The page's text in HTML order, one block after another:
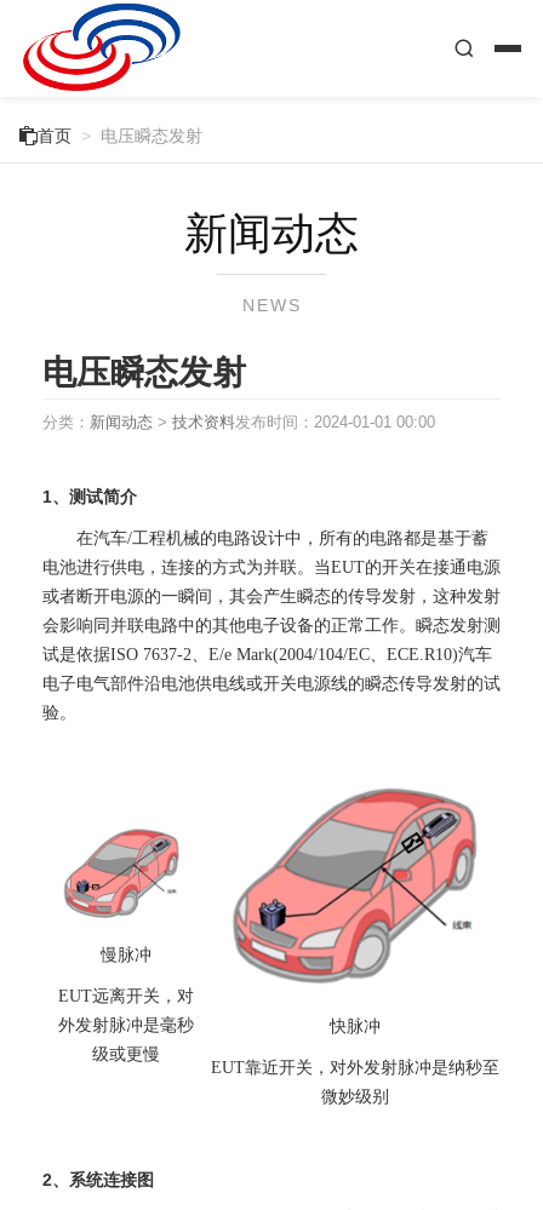
首页 > 电压瞬态发射
新闻动态
NEWS
电压瞬态发射
分类： 新闻动态 > 技术资料发布时间： 2024-01-01 00:00
1、测试简介
在汽车/工程机械的电路设计中，所有的电路都是基于蓄
电池进行供电，连接的方式为并联。当EUT的开关在接通电源
或者断开电源的一瞬间，其会产生瞬态的传导发射，这种发射
会影响同并联电路中的其他电子设备的正常工作。瞬态发射测
试是依据ISO 7637-2、E/e Mark(2004/104/EC、ECE.R10)汽车
电子电气部件沿电池供电线或开关电源线的瞬态传导发射的试
验。
慢脉冲
EUT远离开关，对
外发射脉冲是毫秒
级或更慢
快脉冲
EUT靠近开关，对外发射脉冲是纳秒至
微妙级别
2、系统连接图